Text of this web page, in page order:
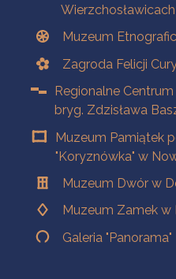
Wierzchosławicach
Muzeum
Zagroda Felicji
Regionalne
bryg. Zdzisława
Muzeum Pamiątek
"Koryznówka" w
Muzeum Dwór w
Muzeum Zamek w
Galeria "Panorama"